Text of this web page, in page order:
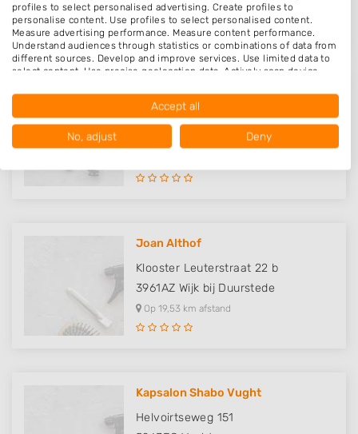
Op 17,09 km afstand
Hairstyling Mirjam
Engelse Tuin 24
Sint-Michielsgestel
Joan Althof
Klooster Leuterstraat 22 b
3961AZ Wijk bij Duurstede
Op 19,53 km afstand
Kapsalon Shabo Vught
Helvoirtseweg 151
profiles to select personalised advertising. Create profiles to
personalise content. Use profiles to select personalised content.
Measure advertising performance. Measure content performance.
Understand audiences through statistics or combinations of data from
different sources. Develop and improve services. Use limited data to
select content. Use precise geolocation data. Actively scan device
Data may be shared outside of the European Union and send to the
Your consent and the cookie policy applies solely to this website/app.
View Partner List (1016 IAB Vendors)
We use your data for the following purposes:
Use limited data to select advertising
Create profiles for personalised advertising
Use profiles to select personalised
advertising
Use profiles to select personalised content
Measure advertising performance
Accept all
No, adjust Deny